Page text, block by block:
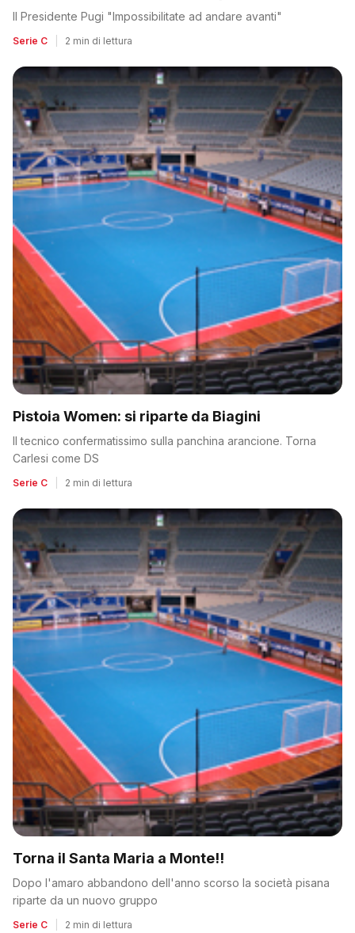
Il Presidente Pugi "Impossibilitate ad andare avanti"
Serie C 2 min di lettura
Pistoia Women: si riparte da Biagini
Il tecnico confermatissimo sulla panchina arancione. Torna
Carlesi come DS
Serie C 2 min di lettura
Torna il Santa Maria a Monte!!
Dopo l'amaro abbandono dell'anno scorso la società pisana
riparte da un nuovo gruppo
Serie C 2 min di lettura